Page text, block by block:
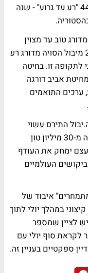
התירס היה ברמת "טוב עד מצוין" ו-44% "רע עד גרוע" - שנה
40% מהיבול מדורג טוב עד מצוין
לעומת כ-65% ממוצע רב שנתי ו-27% מיבול הסויה מדורג רע
רב שנתי לתקופה זו. בחיטה
לעומת זאת, המצב טוב בהרבה, 66% מחיטת אביב דורגה
7% רע עד גרוע, ערכים התואמים
התירס עשוי
לאבד 1.2 מיליארד בושל (או כלמעלה מ-30 מיליון טון
מה שבעצם ימחק את העודף
העולמיים
איבוד של
במהלך יולי לתוך
לציין שמספר
לקראת סוף יולי עם
ספקטיים בעניין זה.